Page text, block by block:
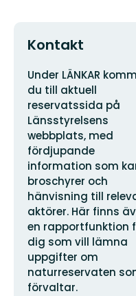
Kontakt
Adress
Under LÄNKAR
du till aktuell
reservatssida på
Länsstyrelsens
webbplats, med
fördjupande
information som
broschyrer och
hänvisning till
aktörer. Här finns
en rapportfunktion
dig som vill lämna
uppgifter om
naturreservaten
förvaltar.